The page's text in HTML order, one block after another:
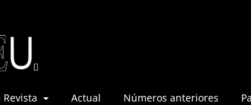
Actual Números anteriores